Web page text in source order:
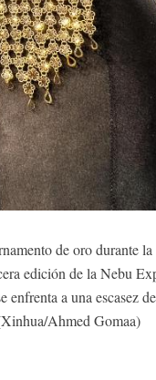
de oro durante
edición de la Nebu
a una escasez
Ahmed Gomaa)